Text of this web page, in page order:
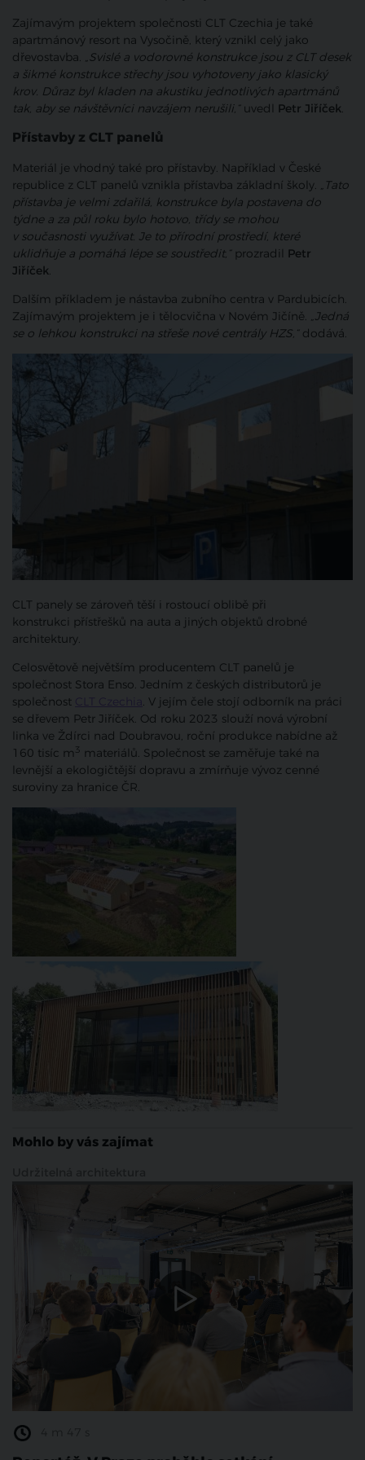
Zajímavým projektem společnosti CLT Czechia je také
apartmánový resort na Vysočině, který vznikl celý jako
dřevostavba. „Svislé a vodorovné konstrukce jsou z CLT desek
a šikmé konstrukce střechy jsou vyhotoveny jako klasický
krov. Důraz byl kladen na akustiku jednotlivých apartmánů
tak, aby se návštěvníci navzájem nerušili,“ uvedl Petr Jiříček.
Přístavby z CLT panelů
Materiál je vhodný také pro přístavby. Například v České
republice z CLT panelů vznikla přístavba základní školy. „Tato
přístavba je velmi zdařilá, konstrukce byla postavena do
týdne a za půl roku bylo hotovo, třídy se mohou
v současnosti využívat. Je to přírodní prostředí, které
uklidňuje a pomáhá lépe se soustředit,“ prozradil Petr
Jiříček.
Dalším příkladem je nástavba zubního centra v Pardubicích.
Zajímavým projektem je i tělocvična v Novém Jičíně. „Jedná
se o lehkou konstrukci na střeše nové centrály HZS,“ dodává.
CLT panely se zároveň těší i rostoucí oblibě při
konstrukci přístřešků na auta a jiných objektů drobné
architektury.
Celosvětově největším producentem CLT panelů je
společnost Stora Enso. Jedním z českých distributorů je
společnost CLT Czechia . V jejím čele stojí odborník na práci
se dřevem Petr Jiříček. Od roku 2023 slouží nová výrobní
linka ve Ždírci nad Doubravou, roční produkce nabídne až
160 tisíc m 3 materiálů. Společnost se zaměřuje také na
levnější a ekologičtější dopravu a zmírňuje vývoz cenné
suroviny za hranice ČR.
Mohlo by vás zajímat